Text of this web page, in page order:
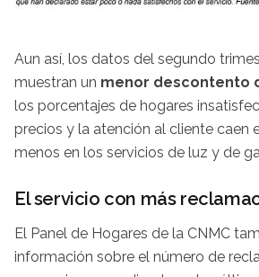
Aun así, los datos del segundo
muestran un menor descontento
los porcentajes de hogares
precios y la atención al cliente caen
menos en los servicios de luz y de
El servicio con más
El Panel de Hogares de la CNMC
información sobre el número de